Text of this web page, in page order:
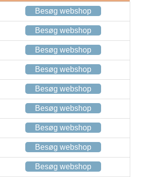
Besøg webshop
Besøg webshop
Besøg webshop
Besøg webshop
Besøg webshop
Besøg webshop
Besøg webshop
Besøg webshop
Besøg webshop